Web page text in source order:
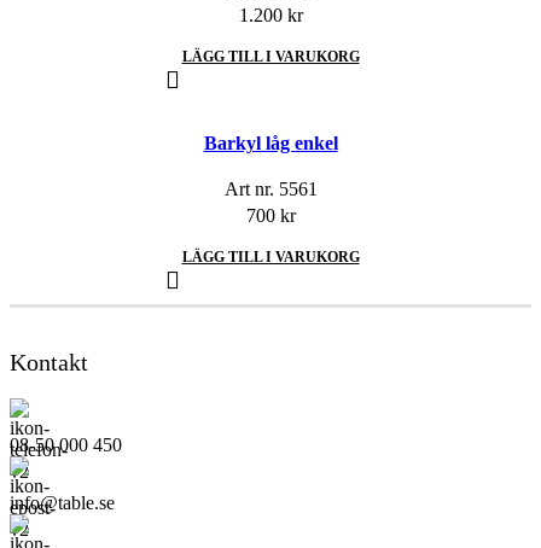
1.200 kr
LÄGG TILL I VARUKORG
Barkyl låg enkel
Art nr. 5561
700 kr
LÄGG TILL I VARUKORG
Kontakt
08-50 000 450
info@table.se